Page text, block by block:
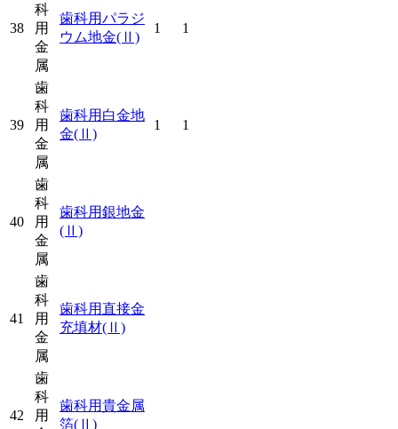
38
科
用
金
属
歯科用パラジ
ウム地金(Ⅱ)
1 1
39
歯
科
用
金
属
歯科用白金地
金(Ⅱ)
1 1
40
歯
科
用
金
属
歯科用銀地金
(Ⅱ)
41
歯
科
用
金
属
歯科用直接金
充填材(Ⅱ)
42
歯
科
用
歯科用貴金属
箔(Ⅱ)